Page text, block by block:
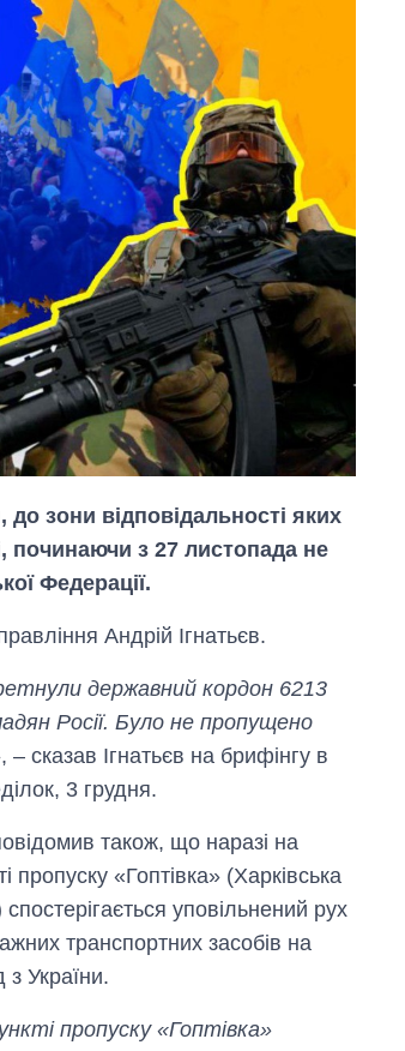
зони відповідальності яких
починаючи з 27 листопада не
Федерації.
Андрій Ігнатьєв.
державний кордон 6213
Росії. Було не пропущено
– сказав Ігнатьєв на брифінгу в
3 грудня.
також, що наразі на
пропуску «Гоптівка» (Харківська
уповільнений рух
транспортних засобів на
з України.
пропуску «Гоптівка»Міністерства
оборони за 13